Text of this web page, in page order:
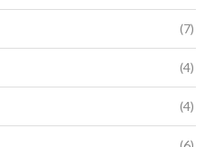
(7)
(4)
(4)